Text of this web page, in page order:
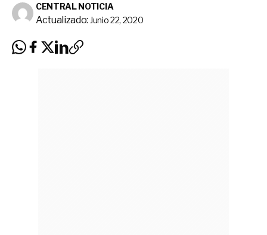
CENTRAL NOTICIA
Actualizado: Junio 22, 2020